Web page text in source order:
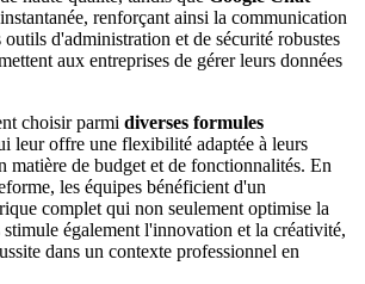
renforçant ainsi la communication
outils d'administration et de sécurité robustes
aux entreprises de gérer leurs données
choisir parmi diverses formules
leur offre une flexibilité adaptée à leurs
matière de budget et de fonctionnalités. En
les équipes bénéficient d'un
complet qui non seulement optimise la
également l'innovation et la créativité,
dans un contexte professionnel en